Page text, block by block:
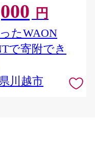
円
たWAON
で寄附でき
川越市